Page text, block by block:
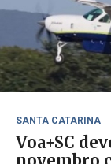
SANTA CATARINA
Voa+SC